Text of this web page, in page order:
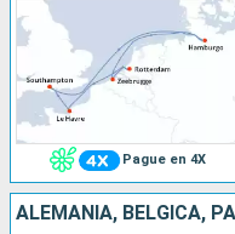
Pague en 4X